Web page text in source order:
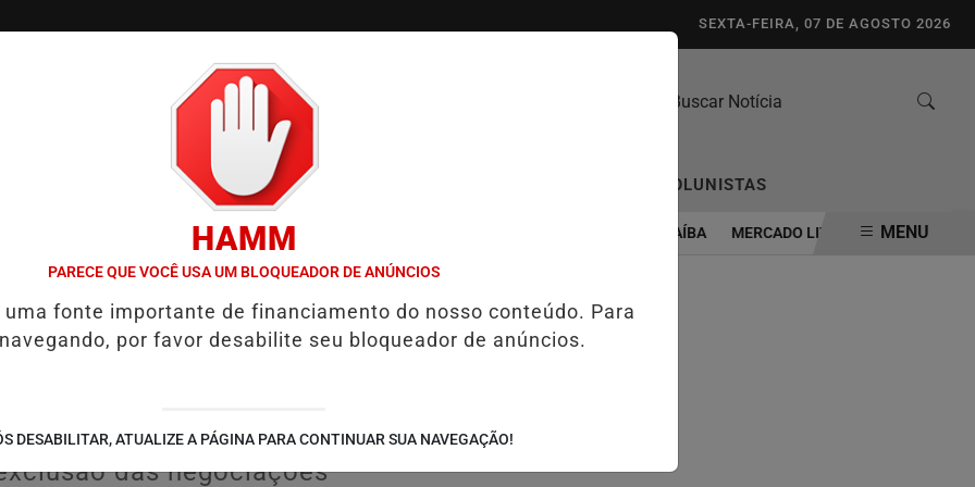
SEXTA-FEIRA, 07 DE AGOSTO 2026
CONTATO / CUPONS DE DESCONTO COLUNISTAS
EM CASO DE IDOSA QUE MORREU APÓS USO DE MEDICAMENTO CONTROLADO EM GUAÍBA MERCADO LIVRE ABRE CADASTRO PARA
MENU
para encontro
no Alasca
está marcada para 15 de agosto;
das negociações
HAMM
PARECE QUE VOCÊ USA UM BLOQUEADOR DE ANÚNCIOS
fonte importante de financiamento do nosso conteúdo. Para
por favor desabilite seu bloqueador de anúncios.
DESABILITAR, ATUALIZE A PÁGINA PARA CONTINUAR SUA NAVEGAÇÃO!